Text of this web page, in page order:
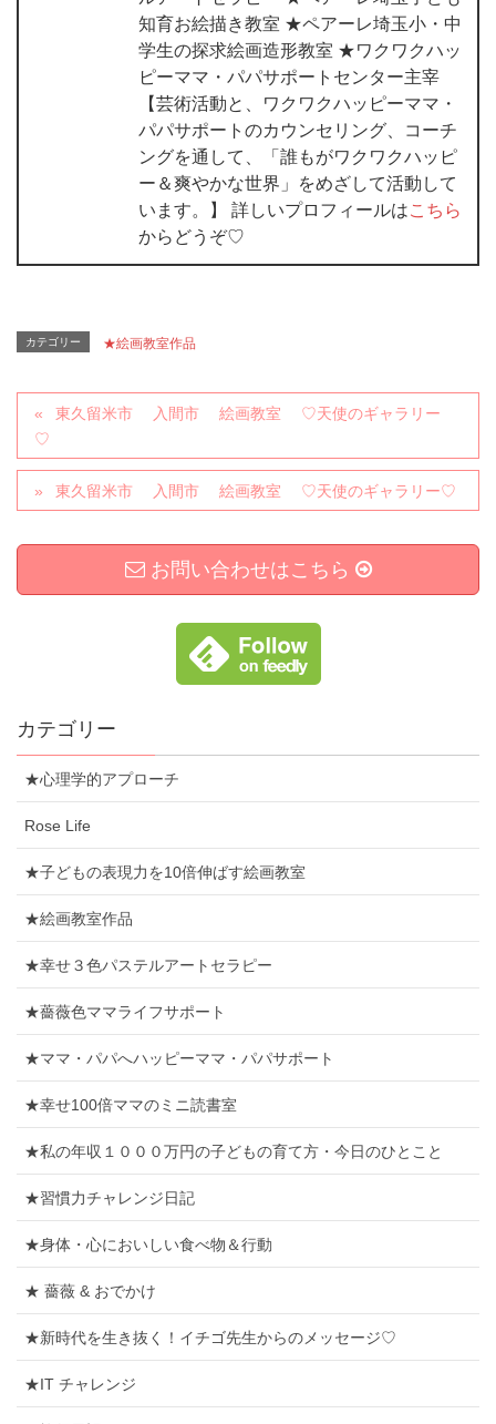
知育お絵描き教室 ★ペアーレ埼玉小・中
学生の探求絵画造形教室 ★ワクワクハッ
ピーママ・パパサポートセンター主宰
【芸術活動と、ワクワクハッピーママ・
パパサポートのカウンセリング、コーチ
ングを通して、「誰もがワクワクハッピ
ー＆爽やかな世界」をめざして活動して
います。】 詳しいプロフィールはこちら
からどうぞ♡
カテゴリー ★絵画教室作品
東久留米市 入間市 絵画教室 ♡天使のギャラリー
♡
東久留米市 入間市 絵画教室 ♡天使のギャラリー♡
お問い合わせはこちら
カテゴリー
★心理学的アプローチ
Rose Life
★子どもの表現力を10倍伸ばす絵画教室
★絵画教室作品
★幸せ３色パステルアートセラピー
★薔薇色ママライフサポート
★ママ・パパへハッピーママ・パパサポート
★幸せ100倍ママのミニ読書室
★私の年収１０００万円の子どもの育て方・今日のひとこと
★習慣力チャレンジ日記
★身体・心においしい食べ物＆行動
★ 薔薇 & おでかけ
★新時代を生き抜く！イチゴ先生からのメッセージ♡
★IT チャレンジ